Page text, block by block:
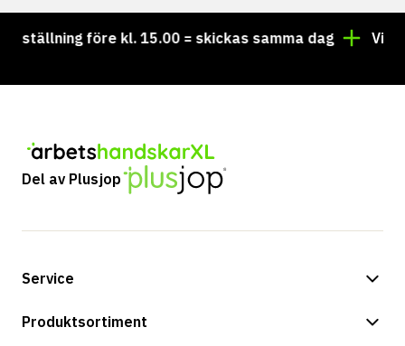
före kl. 15.00 = skickas samma dag Vill du
Del av Plusjop
Service
Betalningsalternativ
Produktsortiment